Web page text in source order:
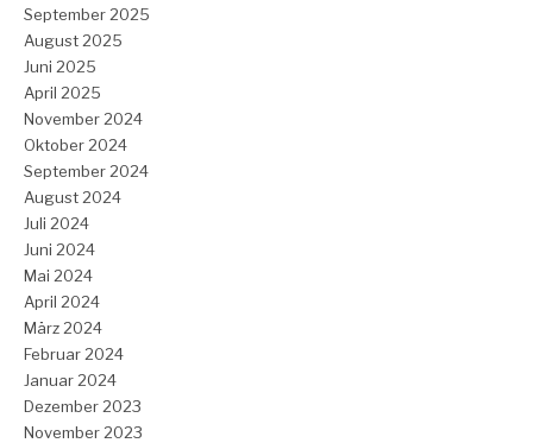
September 2025
August 2025
Juni 2025
April 2025
November 2024
Oktober 2024
September 2024
August 2024
Juli 2024
Juni 2024
Mai 2024
April 2024
März 2024
Februar 2024
Januar 2024
Dezember 2023
November 2023